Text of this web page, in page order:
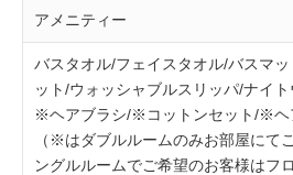
アメニティー
バスタオル/フェイスタオル/バスマ
ット/ウォッシャブルスリッパ/ナイ
※ヘアブラシ/※コットンセット/※ヘ
（※はダブルルームのみお部屋にて
ングルルームでご希望のお客様はフ